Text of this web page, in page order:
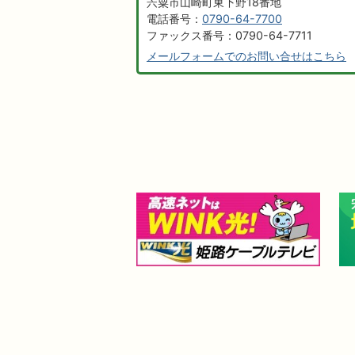
電話番号： 0790-64-7700
ファックス番号：0790-64-7711
メールフォームでのお問い合せはこちら